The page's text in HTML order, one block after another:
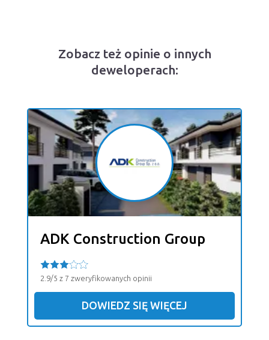
Zobacz też opinie o innych
deweloperach:
ADK Construction Group
2.9/5 z 7 zweryfikowanych opinii
DOWIEDZ SIĘ WIĘCEJ